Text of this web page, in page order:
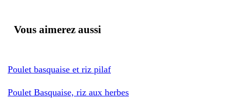
Vous aimerez aussi
Poulet basquaise et riz pilaf
Poulet Basquaise, riz aux herbes